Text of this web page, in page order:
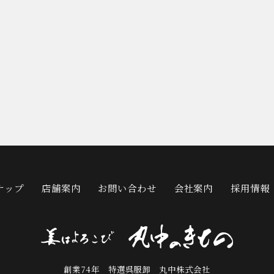
ップ 店舗案内 お問い合わせ 会社案内 採用情報
創業74年 特選呉服卸 丸中株式会社